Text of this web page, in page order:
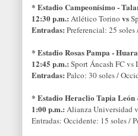
* Estadio Campeonísimo -
12:30 p.m.: Atlético Torino vs
Entradas: Preferencial: 25
* Estadio Rosas Pampa -
12:45 p.m.: Sport Áncash FC vs
Entradas: Palco: 30 soles /
* Estadio Heraclio Tapia León
1:00 p.m.: Alianza Universidad
Entradas: Occidente: 15 soles /